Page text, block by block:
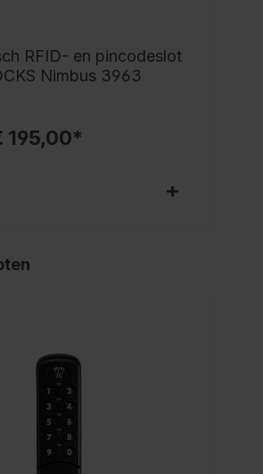
RFID- en pincodeslot
Nimbus 3963
195,00*